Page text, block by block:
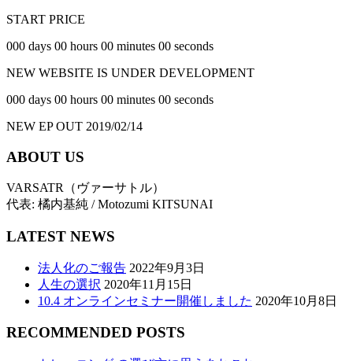
START PRICE
000 days 00 hours 00 minutes 00 seconds
NEW WEBSITE IS UNDER DEVELOPMENT
000 days 00 hours 00 minutes 00 seconds
NEW EP OUT 2019/02/14
ABOUT US
VARSATR（ヴァーサトル）
代表: 橘内基純 / Motozumi KITSUNAI
LATEST NEWS
法人化のご報告 2022年9月3日
人生の選択 2020年11月15日
10.4 オンラインセミナー開催しました 2020年10月8日
RECOMMENDED POSTS